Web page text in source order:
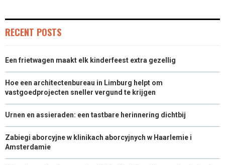
RECENT POSTS
Een frietwagen maakt elk kinderfeest extra gezellig
Hoe een architectenbureau in Limburg helpt om
vastgoedprojecten sneller vergund te krijgen
Urnen en assieraden: een tastbare herinnering dichtbij
Zabiegi aborcyjne w klinikach aborcyjnych w Haarlemie i
Amsterdamie